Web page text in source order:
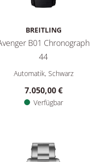
42 Night Mission, Ref:
BREITLING
B01 Chronograph
44
Breitling Avenger B01
Automatik, Schwarz
7.050,00 €
Verfügbar